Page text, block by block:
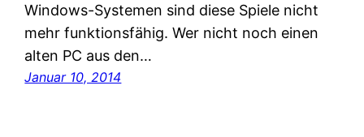
Windows-Systemen sind diese Spiele nicht
mehr funktionsfähig. Wer nicht noch einen
alten PC aus den…
Januar 10, 2014